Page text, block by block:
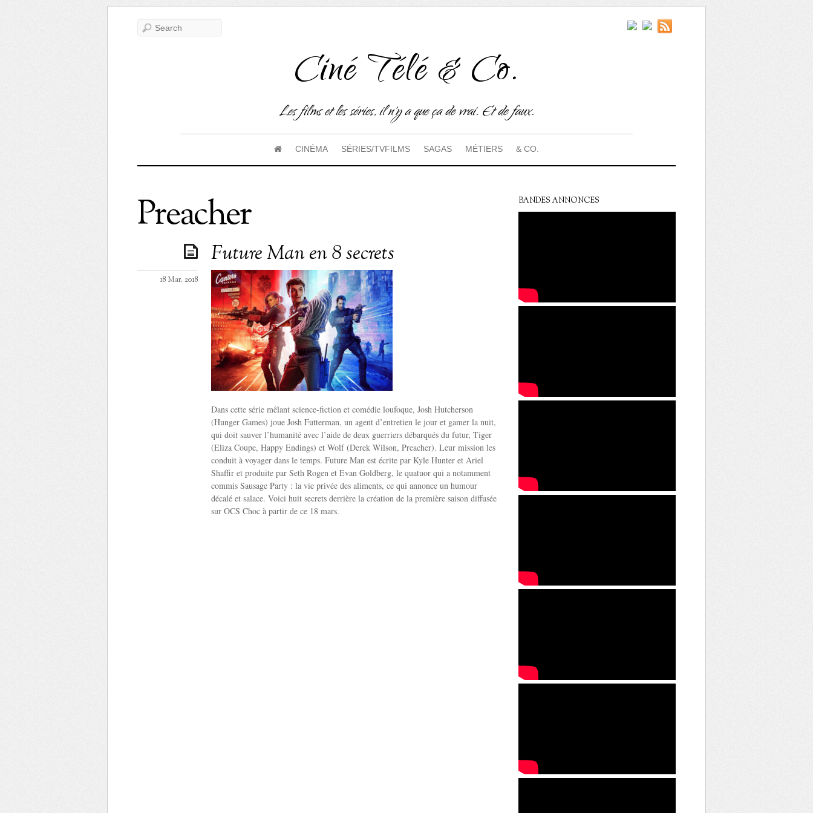
Ciné Télé & Co.
Les films et les séries, il n'y a que ça de vrai. Et de faux.
CINÉMA SÉRIES/TVFILMS SAGAS MÉTIERS & CO.
Preacher
Future Man en 8 secrets
18 Mar. 2018
Dans cette série mêlant science-fiction et comédie loufoque, Josh Hutcherson
(Hunger Games) joue Josh Futterman, un agent d’entretien le jour et gamer la nuit,
qui doit sauver l’humanité avec l’aide de deux guerriers débarqués du futur, Tiger
(Eliza Coupe, Happy Endings) et Wolf (Derek Wilson, Preacher). Leur mission les
conduit à voyager dans le temps. Future Man est écrite par Kyle Hunter et Ariel
Shaffir et produite par Seth Rogen et Evan Goldberg, le quatuor qui a notamment
commis Sausage Party : la vie privée des aliments, ce qui annonce un humour
décalé et salace. Voici huit secrets derrière la création de la première saison diffusée
sur OCS Choc à partir de ce 18 mars.
BANDES ANNONCES